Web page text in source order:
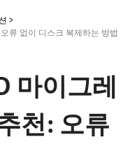
>
류 없이 디스크 복제하는 방법
마이그레
천: 오류